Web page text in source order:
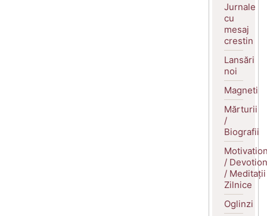
Jurnale
cu
mesaj
crestin
Lansări
noi
Magneti
Mărturii
/
Biografii
/
/ Meditații
Zilnice
Oglinzi